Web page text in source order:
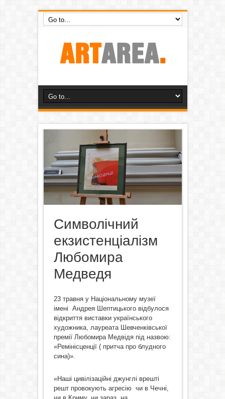
Символічний
екзистенціалізм
Любомира
Медведя
23 травня у Національному музеї
імені Андрея Шептицького відбулося
відкриття виставки українського
художника, лауреата Шевченківської
премії Любомира Медвідя під назвою:
«Ремінісценції ( притча про блудного
сина)».
«Наші цивілізаційні джунглі врешті
решт провокують агресію чи в Чечні,